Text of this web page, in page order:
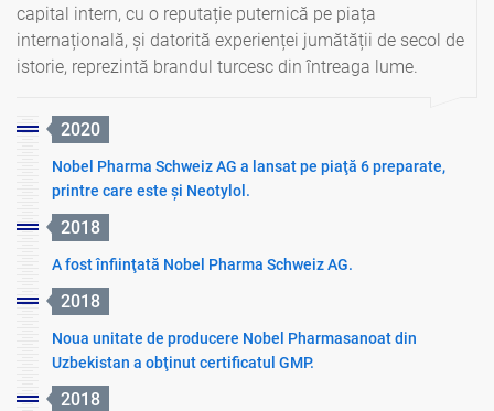
capital intern, cu o reputație puternică pe piața
internațională, și datorită experienței jumătății de secol de
istorie, reprezintă brandul turcesc din întreaga lume.
2020
Nobel Pharma Schweiz AG a lansat pe piaţă 6 preparate,
printre care este şi Neotylol.
2018
A fost înfiinţată Nobel Pharma Schweiz AG.
2018
Noua unitate de producere Nobel Pharmasanoat din
Uzbekistan a obţinut certificatul GMP.
2018